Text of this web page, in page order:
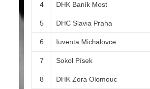
4 DHK Baník Most
5 DHC Slavia Praha
6 Iuventa Michalovce
7 Sokol Písek
8 DHK Zora Olomouc